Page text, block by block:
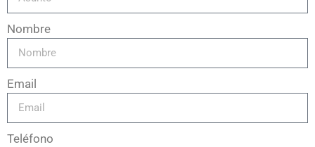
Nombre
Email
Teléfono